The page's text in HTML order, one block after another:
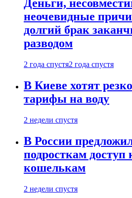
Деньги,
неочевидные
долгий брак
разводом
2 года спустя2 года спустя
В Киеве хотят
тарифы на воду
2 недели спустя
В России
подросткам
кошелькам
2 недели спустя